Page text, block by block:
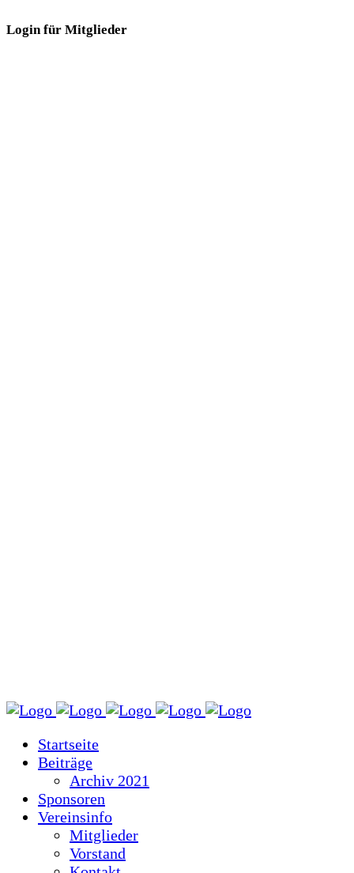
Login für Mitglieder
Startseite
Beiträge
Archiv 2021
Sponsoren
Vereinsinfo
Mitglieder
Vorstand